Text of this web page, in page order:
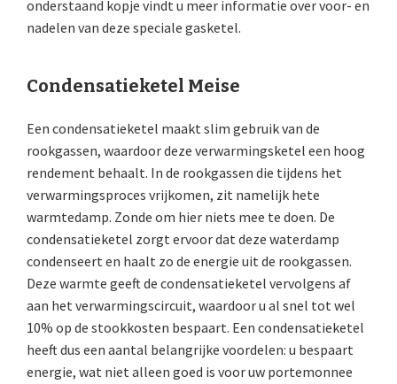
onderstaand kopje vindt u meer informatie over voor- en
nadelen van deze speciale gasketel.
Condensatieketel Meise
Een condensatieketel maakt slim gebruik van de
rookgassen, waardoor deze verwarmingsketel een hoog
rendement behaalt. In de rookgassen die tijdens het
verwarmingsproces vrijkomen, zit namelijk hete
warmtedamp. Zonde om hier niets mee te doen. De
condensatieketel zorgt ervoor dat deze waterdamp
condenseert en haalt zo de energie uit de rookgassen.
Deze warmte geeft de condensatieketel vervolgens af
aan het verwarmingscircuit, waardoor u al snel tot wel
10% op de stookkosten bespaart. Een condensatieketel
heeft dus een aantal belangrijke voordelen: u bespaart
energie, wat niet alleen goed is voor uw portemonnee